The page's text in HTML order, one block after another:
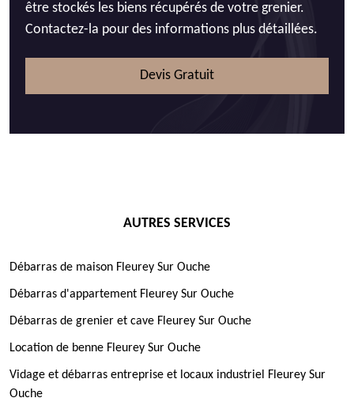
être stockés les biens récupérés de votre grenier.
Contactez-la pour des informations plus détaillées.
Devis Gratuit
AUTRES SERVICES
Débarras de maison Fleurey Sur Ouche
Débarras d'appartement Fleurey Sur Ouche
Débarras de grenier et cave Fleurey Sur Ouche
Location de benne Fleurey Sur Ouche
Vidage et débarras entreprise et locaux industriel Fleurey Sur
Ouche